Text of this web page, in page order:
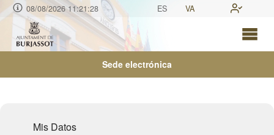
08/08/2026 11:21:29 ES VA
Sede electrónica
Mis Datos